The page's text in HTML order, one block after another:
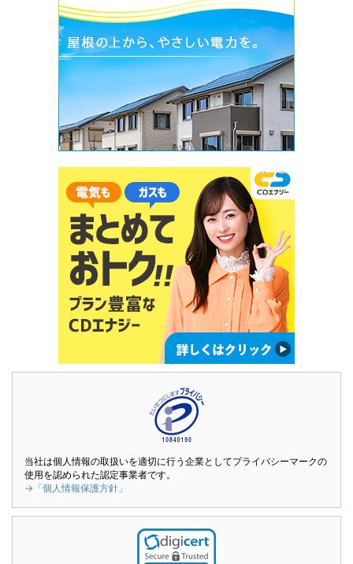
当社は個人情報の取扱いを適切に行う企業としてプライバシーマークの
使用を認められた認定事業者です。
→「個人情報保護方針」